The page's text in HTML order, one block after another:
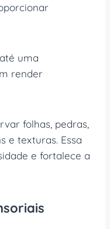
uma
render
folhas, pedras,
e texturas. Essa
e fortalece a